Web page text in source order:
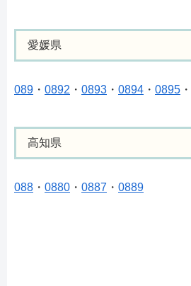
愛媛県
089 ・ 0892 ・ 0893 ・ 0894 ・ 0895 ・
高知県
088 ・ 0880 ・ 0887 ・ 0889